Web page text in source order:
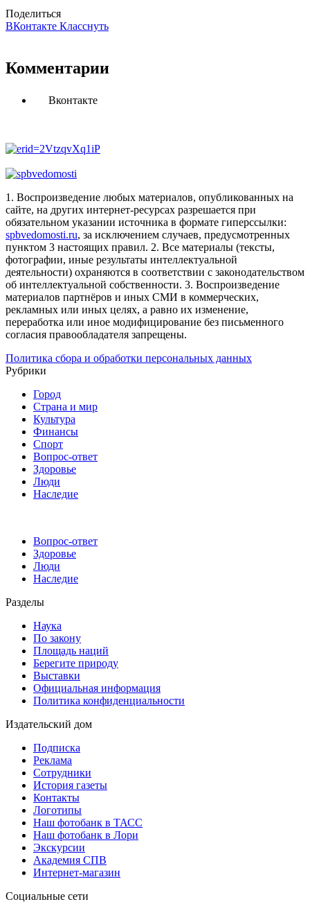
Поделиться
ВКонтакте Класснуть
Комментарии
Вконтакте
1. Воспроизведение любых материалов, опубликованных на
сайте, на других интернет-ресурсах разрешается при
обязательном указании источника в формате гиперссылки:
spbvedomosti.ru, за исключением случаев, предусмотренных
пунктом 3 настоящих правил. 2. Все материалы (тексты,
фотографии, иные результаты интеллектуальной
деятельности) охраняются в соответствии с законодательством
об интеллектуальной собственности. 3. Воспроизведение
материалов партнёров и иных СМИ в коммерческих,
рекламных или иных целях, а равно их изменение,
переработка или иное модифицирование без письменного
согласия правообладателя запрещены.
Политика сбора и обработки персональных данных
Рубрики
Город
Страна и мир
Культура
Финансы
Спорт
Вопрос-ответ
Здоровье
Люди
Наследие
Вопрос-ответ
Здоровье
Люди
Наследие
Разделы
Наука
По закону
Площадь наций
Берегите природу
Выставки
Официальная информация
Политика конфиденциальности
Издательский дом
Подписка
Реклама
Сотрудники
История газеты
Контакты
Логотипы
Наш фотобанк в ТАСС
Наш фотобанк в Лори
Экскурсии
Академия СПВ
Интернет-магазин
Социальные сети